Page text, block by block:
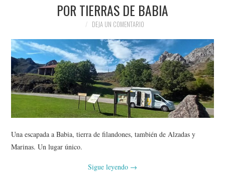
ESCAPADAS
#ARVI
AMIGOS
CONTACTO
POR TIERRAS DE BABIA
DEJA UN COMENTARIO
Una escapada a Babia, tierra de filandones, también de Alzadas y
Marinas. Un lugar único.
Sigue leyendo →